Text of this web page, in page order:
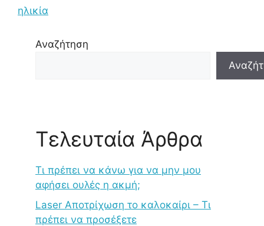
ηλικία
Αναζήτηση
Τελευταία Άρθρα
Τι πρέπει να κάνω για να μην μου
αφήσει ουλές η ακμή;
Laser Αποτρίχωση το καλοκαίρι – Τι
πρέπει να προσέξετε